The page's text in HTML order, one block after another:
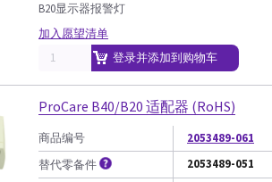
B20显示器报警灯
加入愿望清单
登录并添加到购物车
ProCare B40/B20 适配器 (RoHS)
商品编号
2053489-061
替代零备件
2053489-051